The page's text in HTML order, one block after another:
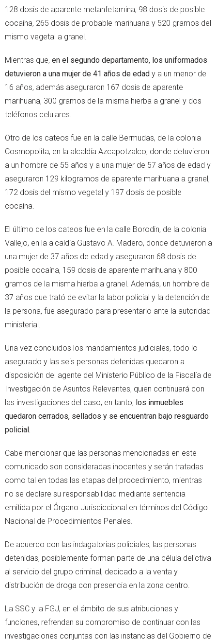
128 dosis de aparente metanfetamina, 98 dosis de posible
cocaína, 265 dosis de probable marihuana y 520 gramos del
mismo vegetal a granel.
Mientras que, en el segundo departamento, los uniformados
detuvieron a una mujer de 41 años de edad y a un menor de
16 años, además aseguraron 167 dosis de aparente
marihuana, 300 gramos de la misma hierba a granel y dos
teléfonos celulares.
Otro de los cateos fue en la calle Bermudas, de la colonia
Cosmopolita, en la alcaldía Azcapotzalco, donde detuvieron
a un hombre de 55 años y a una mujer de 57 años de edad y
aseguraron 129 kilogramos de aparente marihuana a granel,
172 dosis del mismo vegetal y 197 dosis de posible
cocaína.
El último de los cateos fue en la calle Borodin, de la colonia
Vallejo, en la alcaldía Gustavo A. Madero, donde detuvieron a
una mujer de 37 años de edad y aseguraron 68 dosis de
posible cocaína, 159 dosis de aparente marihuana y 800
gramos de la misma hierba a granel. Además, un hombre de
37 años que trató de evitar la labor policial y la detención de
la persona, fue asegurado para presentarlo ante la autoridad
ministerial.
Una vez concluidos los mandamientos judiciales, todo lo
asegurado y las seis personas detenidas quedaron a
disposición del agente del Ministerio Público de la Fiscalía de
Investigación de Asuntos Relevantes, quien continuará con
las investigaciones del caso; en tanto, los inmuebles
quedaron cerrados, sellados y se encuentran bajo resguardo
policial.
Cabe mencionar que las personas mencionadas en este
comunicado son consideradas inocentes y serán tratadas
como tal en todas las etapas del procedimiento, mientras
no se declare su responsabilidad mediante sentencia
emitida por el Órgano Jurisdiccional en términos del Código
Nacional de Procedimientos Penales.
De acuerdo con las indagatorias policiales, las personas
detenidas, posiblemente forman parte de una célula delictiva
al servicio del grupo criminal, dedicado a la venta y
distribución de droga con presencia en la zona centro.
La SSC y la FGJ, en el ámbito de sus atribuciones y
funciones, refrendan su compromiso de continuar con las
investigaciones conjuntas con las instancias del Gobierno de